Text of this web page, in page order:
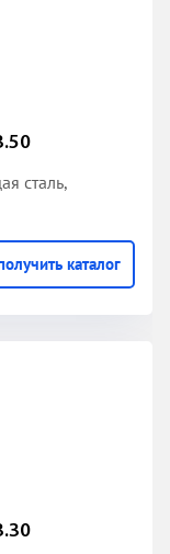
сталь,
каталог